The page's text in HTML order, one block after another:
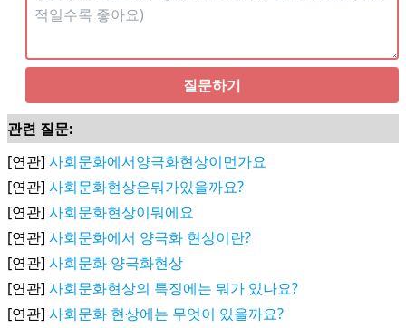
질문하기
관련 질문:
[연관] 사회문화에서양극화현상이먼가요
[연관] 사회문화현상은뭐가있을까요?
[연관] 사회문화현상이뭐에요
[연관] 사회문화에서 양극화 현상이란?
[연관] 사회문화 양극화현상
[연관] 사회문화현상의 특징에는 뭐가 있나요?
[연관] 사회문화 현상에는 무엇이 있을까요?